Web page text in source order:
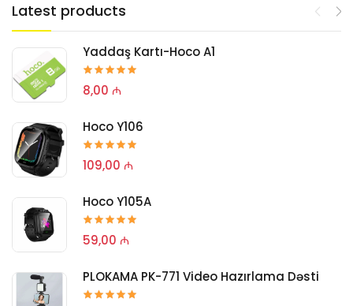
Latest products
Yaddaş Kartı-Hoco A1
8,00 ₼
Hoco Y106
109,00 ₼
Hoco Y105A
59,00 ₼
PLOKAMA PK-771 Video Hazırlama Dəsti